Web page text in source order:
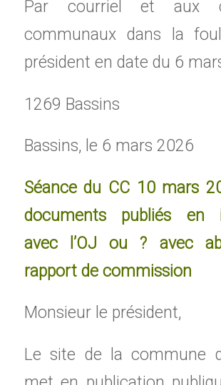
Par courriel et aux
communaux dans la
président en date du 6
1269 Bassins
Bassins, le 6 mars 2026
Séance du CC 10 mars
documents publiés en
avec l’OJ ou ? avec
rapport de commission
Monsieur le président,
Le site de la commune